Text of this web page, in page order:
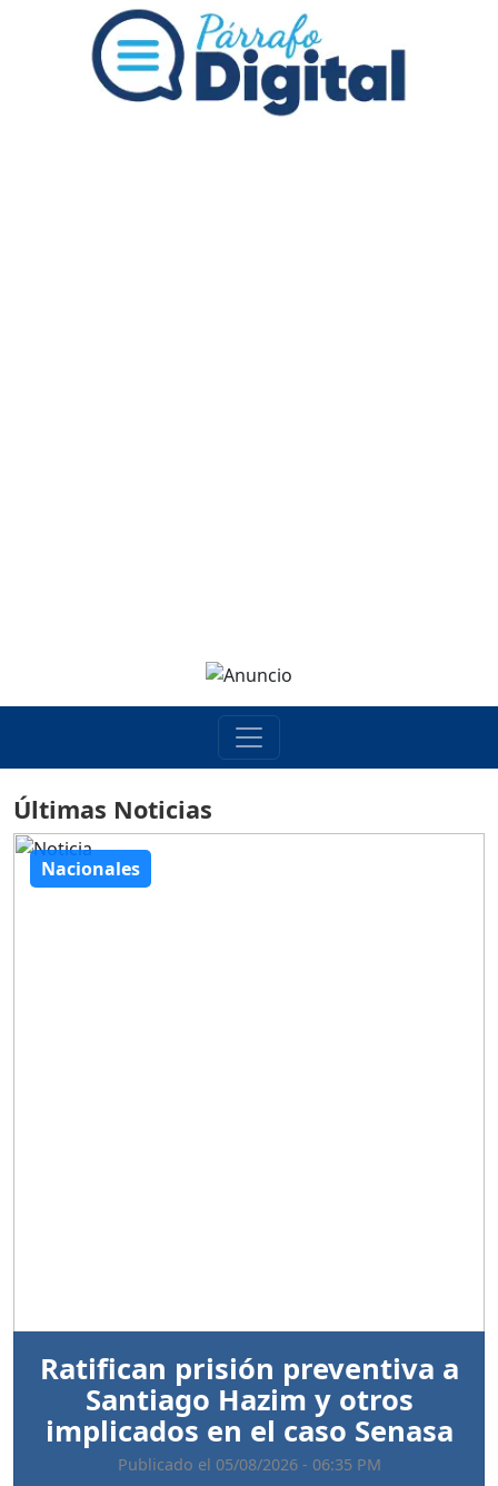
Últimas Noticias
Nacionales
Ratifican prisión preventiva a
Santiago Hazim y otros
implicados en el caso Senasa
Publicado el 05/08/2026 - 06:35 PM